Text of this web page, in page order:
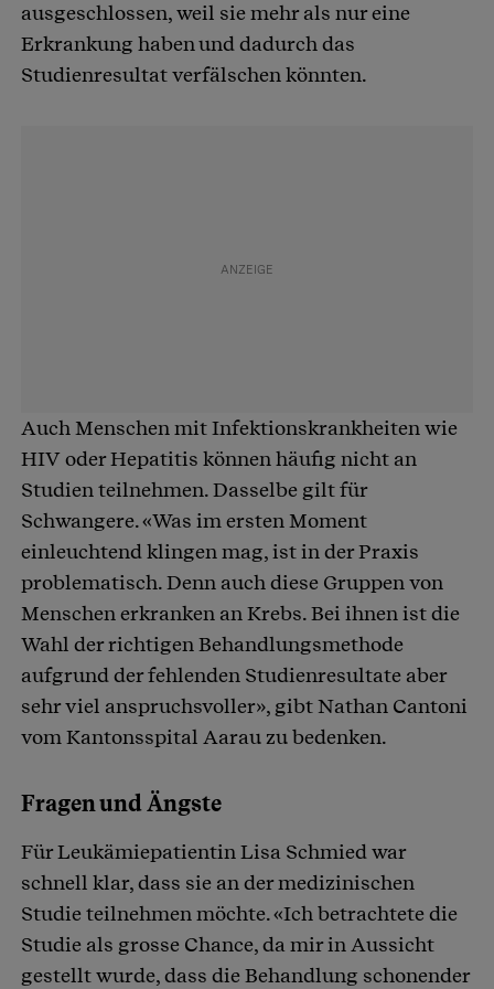
ausgeschlossen, weil sie mehr als nur eine
Erkrankung haben und dadurch das
Studienresultat verfälschen könnten.
Auch Menschen mit Infektionskrankheiten wie
HIV oder Hepatitis können häufig nicht an
Studien teilnehmen. Dasselbe gilt für
Schwangere. «Was im ersten Moment
einleuchtend klingen mag, ist in der Praxis
problematisch. Denn auch diese Gruppen von
Menschen erkranken an Krebs. Bei ihnen ist die
Wahl der richtigen Behandlungsmethode
aufgrund der fehlenden Studienresultate aber
sehr viel anspruchsvoller», gibt Nathan Cantoni
vom Kantonsspital Aarau zu bedenken.
Fragen und Ängste
Für Leukämiepatientin Lisa Schmied war
schnell klar, dass sie an der medizinischen
Studie teilnehmen möchte. «Ich betrachtete die
Studie als grosse Chance, da mir in Aussicht
gestellt wurde, dass die Behandlung schonender